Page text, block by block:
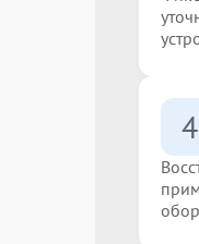
4